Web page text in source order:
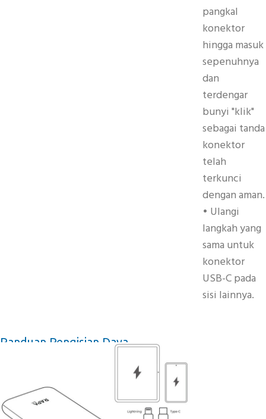
pangkal
konektor
hingga masuk
sepenuhnya
dan
terdengar
bunyi "klik"
sebagai tanda
konektor
telah
terkunci
dengan aman.
• Ulangi
langkah yang
sama untuk
konektor
USB-C pada
sisi lainnya.
Panduan Pengisian Daya